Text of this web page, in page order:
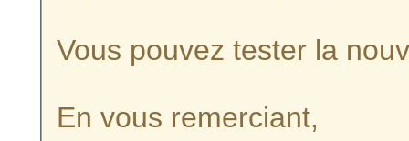
Vous pouvez tester la
En vous remerciant,